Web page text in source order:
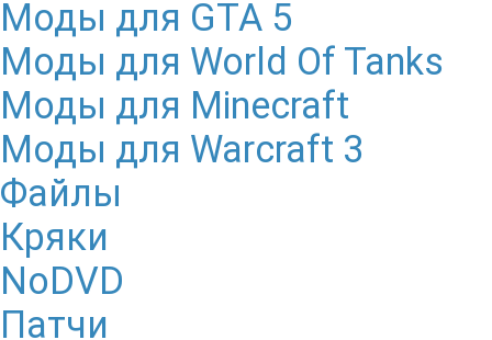
Моды для GTA 5
Моды для World Of Tanks
Моды для Minecraft
Моды для Warcraft 3
Файлы
Кряки
NoDVD
Патчи